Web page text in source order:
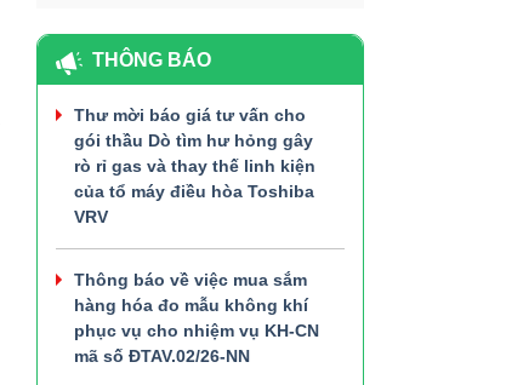
THÔNG BÁO
Thư mời báo giá tư vấn cho
gói thầu Dò tìm hư hỏng gây
rò rỉ gas và thay thế linh kiện
của tổ máy điều hòa Toshiba
VRV
Thông báo về việc mua sắm
hàng hóa đo mẫu không khí
phục vụ cho nhiệm vụ KH-CN
mã số ĐTAV.02/26-NN